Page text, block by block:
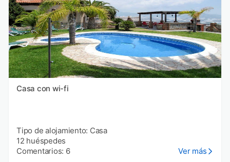
Casa con wi-fi
Tipo de alojamiento: Casa
12 huéspedes
Comentarios: 6
Ver más